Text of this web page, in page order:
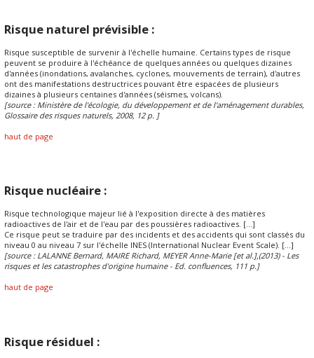
Risque naturel prévisible :
Risque susceptible de survenir à l'échelle humaine. Certains types de risque
peuvent se produire à l'échéance de quelques années ou quelques dizaines
d'années (inondations, avalanches, cyclones, mouvements de terrain), d'autres
ont des manifestations destructrices pouvant être espacées de plusieurs
dizaines à plusieurs centaines d'années (séismes, volcans).
[source : Ministère de l'écologie, du développement et de l'aménagement durables,
Glossaire des risques naturels, 2008, 12 p. ]
haut de page
Risque nucléaire :
Risque technologique majeur lié à l'exposition directe à des matières
radioactives de l'air et de l'eau par des poussières radioactives. [...]
Ce risque peut se traduire par des incidents et des accidents qui sont classés du
niveau 0 au niveau 7 sur l'échelle INES (International Nuclear Event Scale). [...]
[source : LALANNE Bernard, MAIRE Richard, MEYER Anne-Marie [et al.],(2013) - Les
risques et les catastrophes d'origine humaine - Ed. confluences, 111 p.]
haut de page
Risque résiduel :